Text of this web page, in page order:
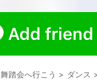
舞踏会へ行こう > ダンス